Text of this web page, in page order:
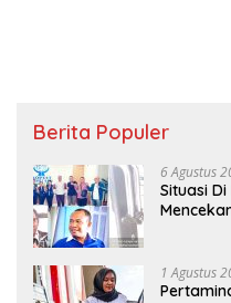
Berita Populer
6 Agustus
Situasi
1 Agustus